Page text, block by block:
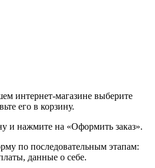
интернет-магазине выберите
его в корзину.
и нажмите на «Оформить заказ».
по последовательным этапам:
данные о себе.